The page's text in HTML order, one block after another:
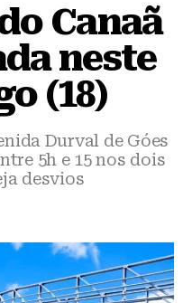
Canaã
neste
(18)
Durval de Góes
5h e 15 nos dois
desvios